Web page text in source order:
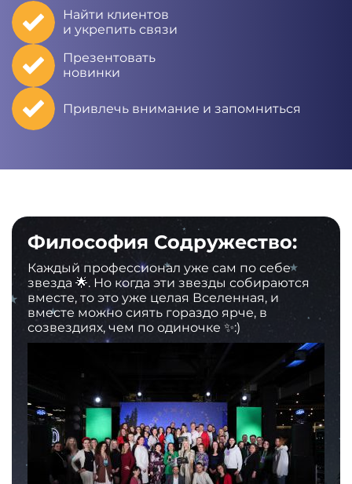
Найти клиентов
и укрепить связи
Презентовать
новинки
Привлечь внимание и запомниться
Философия Содружество:
Каждый профессионал уже сам по себе
звезда 🌟. Но когда эти звезды собираются
вместе, то это уже целая Вселенная, и
вместе можно сиять гораздо ярче, в
созвездиях, чем по одиночке ✨:)